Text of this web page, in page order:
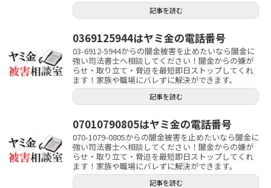
記事を読む
0369125944はヤミ金の電話番号
03-6912-5944からの闇金被害を止めたいなら闇金に
強い司法書士へ相談してください！闇金からの嫌が
らせ・取り立て・脅迫を最短即日ストップしてくれ
ます！家族や職場にバレずに解決ができます。
記事を読む
07010790805はヤミ金の電話番号
070-1079-0805からの闇金被害を止めたいなら闇金に
強い司法書士へ相談してください！闇金からの嫌が
らせ・取り立て・脅迫を最短即日ストップしてくれ
ます！家族や職場にバレずに解決ができます。
記事を読む